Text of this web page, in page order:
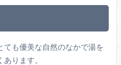
ても優美な自然のなかで湯を
ります。